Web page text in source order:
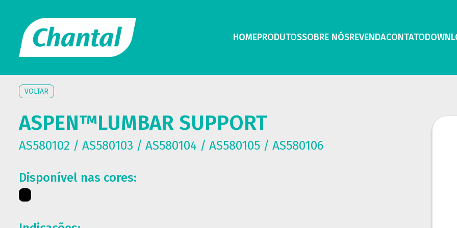
HOMEPRODUTOSSOBRE NÓSREVENDACONTATO
VOLTAR
ASPEN™LUMBAR SUPPORT
AS580102 / AS580103 / AS580104 / AS580105 / AS580106
Disponível nas cores: